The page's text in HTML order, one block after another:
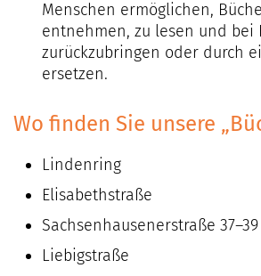
Menschen ermöglichen,
entnehmen, zu lesen und bei
zurückzubringen oder durch
ersetzen.
Wo finden Sie unsere
Lindenring
Elisabethstraße
Sachsenhausenerstraße 37–39
Liebigstraße